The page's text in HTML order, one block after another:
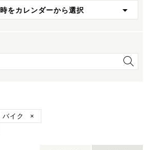
時をカレンダーから選択
バイク
×